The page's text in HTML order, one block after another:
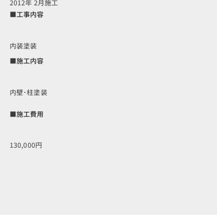
2012年 2月施工
■工事内容
内装塗装
■施工内容
内壁･柱塗装
■施工費用
130,000円